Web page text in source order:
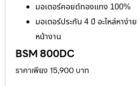
มอเตอร์คอยด์ทองแทง 100%
มอเตอร์ประกัน 4 ปี อะไหล่หาง่า
หน้างาน
BSM 800DC
ราคาเพียง 15,900 บาท